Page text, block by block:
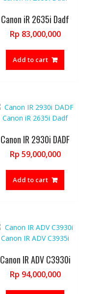
Canon iR 2635i Dadf
Rp 83,000,000
Add to cart
Canon IR 2930i DADF
Rp 59,000,000
Add to cart
Canon IR ADV C3930i
Rp 94,000,000